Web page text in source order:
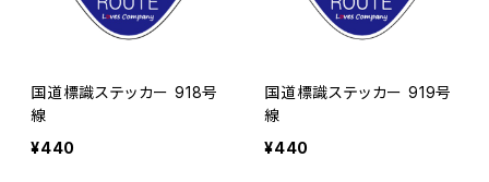
国道標識ステッカー 918号
線
¥440
国道標識ステッカー 919号
線
¥440